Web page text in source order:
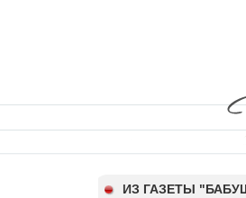
ИЗ ГАЗЕТЫ